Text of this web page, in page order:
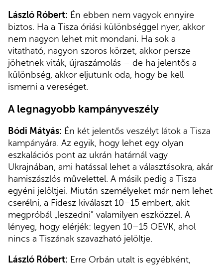
László Róbert: Én ebben nem vagyok ennyire
biztos. Ha a Tisza óriási különbséggel nyer, akkor
nem nagyon lehet mit mondani. Ha sok a
vitatható, nagyon szoros körzet, akkor persze
jöhetnek viták, újraszámolás – de ha jelentős a
különbség, akkor eljutunk oda, hogy be kell
ismerni a vereséget.
A legnagyobb kampányveszély
Bódi Mátyás: Én két jelentős veszélyt látok a Tisza
kampányára. Az egyik, hogy lehet egy olyan
eszkalációs pont az ukrán határnál vagy
Ukrajnában, ami hatással lehet a választásokra, akár
hamiszászlós művelettel. A másik pedig a Tisza
egyéni jelöltjei. Miután személyeket már nem lehet
cserélni, a Fidesz kiválaszt 10–15 embert, akit
megpróbál „leszedni” valamilyen eszközzel. A
lényeg, hogy elérjék: legyen 10–15 OEVK, ahol
nincs a Tiszának szavazható jelöltje.
László Róbert: Erre Orbán utalt is egyébként,